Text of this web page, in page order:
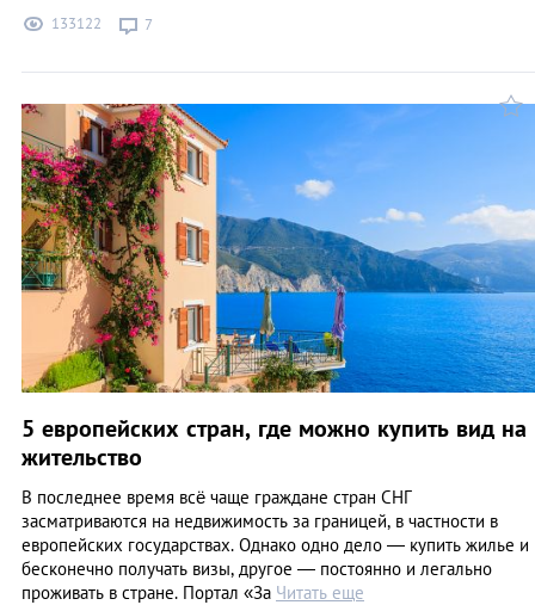
133122 7
5 европейских стран, где можно купить вид на
жительство
В последнее время всё чаще граждане стран СНГ
засматриваются на недвижимость за границей, в частности в
европейских государствах. Однако одно дело — купить жилье и
бесконечно получать визы, другое — постоянно и легально
проживать в стране. Портал «За Читать еще